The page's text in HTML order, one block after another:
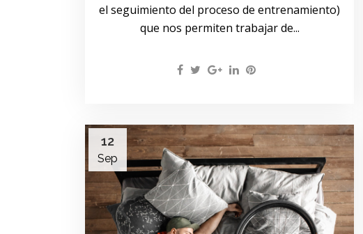
el seguimiento del proceso de entrenamiento)
que nos permiten trabajar de...
12
Sep